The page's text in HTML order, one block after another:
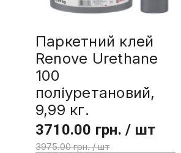
Паркетний клей
Renove Urethane
100
поліуретановий,
9,99 кг.
3710.00 грн. / шт
3975.00 грн. / шт